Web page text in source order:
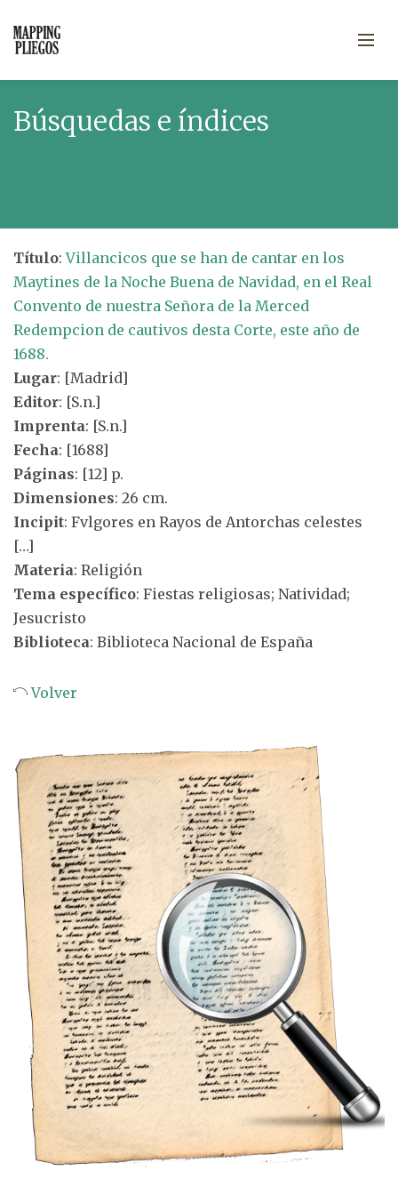
Búsquedas e índices
Título:Villancicos que se han de cantar en los
Maytines de la Noche Buena de Navidad, en el Real
Convento de nuestra Señora de la Merced
Redempcion de cautivos desta Corte, este año de
1688.
Lugar: [Madrid]
Editor: [S.n.]
Imprenta: [S.n.]
Fecha: [1688]
Páginas: [12] p.
Dimensiones: 26 cm.
Incipit: Fvlgores en Rayos de Antorchas celestes
[…]
Materia: Religión
Tema específico: Fiestas religiosas; Natividad;
Jesucristo
Biblioteca: Biblioteca Nacional de España
Volver